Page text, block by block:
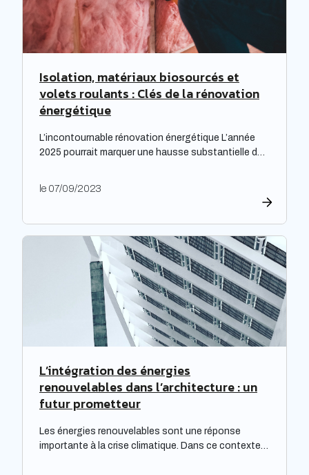
Isolation, matériaux biosourcés et
volets roulants : Clés de la rénovation
énergétique
L’incontournable rénovation énergétique L’année
2025 pourrait marquer une hausse substantielle des
deviennent alors essentiels pour les propriétaires
tarifs de l’électricité. Cette initiative est
particulièrement cruciale pour les logements
qualifiés de passoires thermiques, qui connaissent
d’importants […]
le 07/09/2023
L’intégration des énergies
renouvelables dans l’architecture : un
futur prometteur
Les énergies renouvelables sont une réponse
importante à la crise climatique. Dans ce contexte,